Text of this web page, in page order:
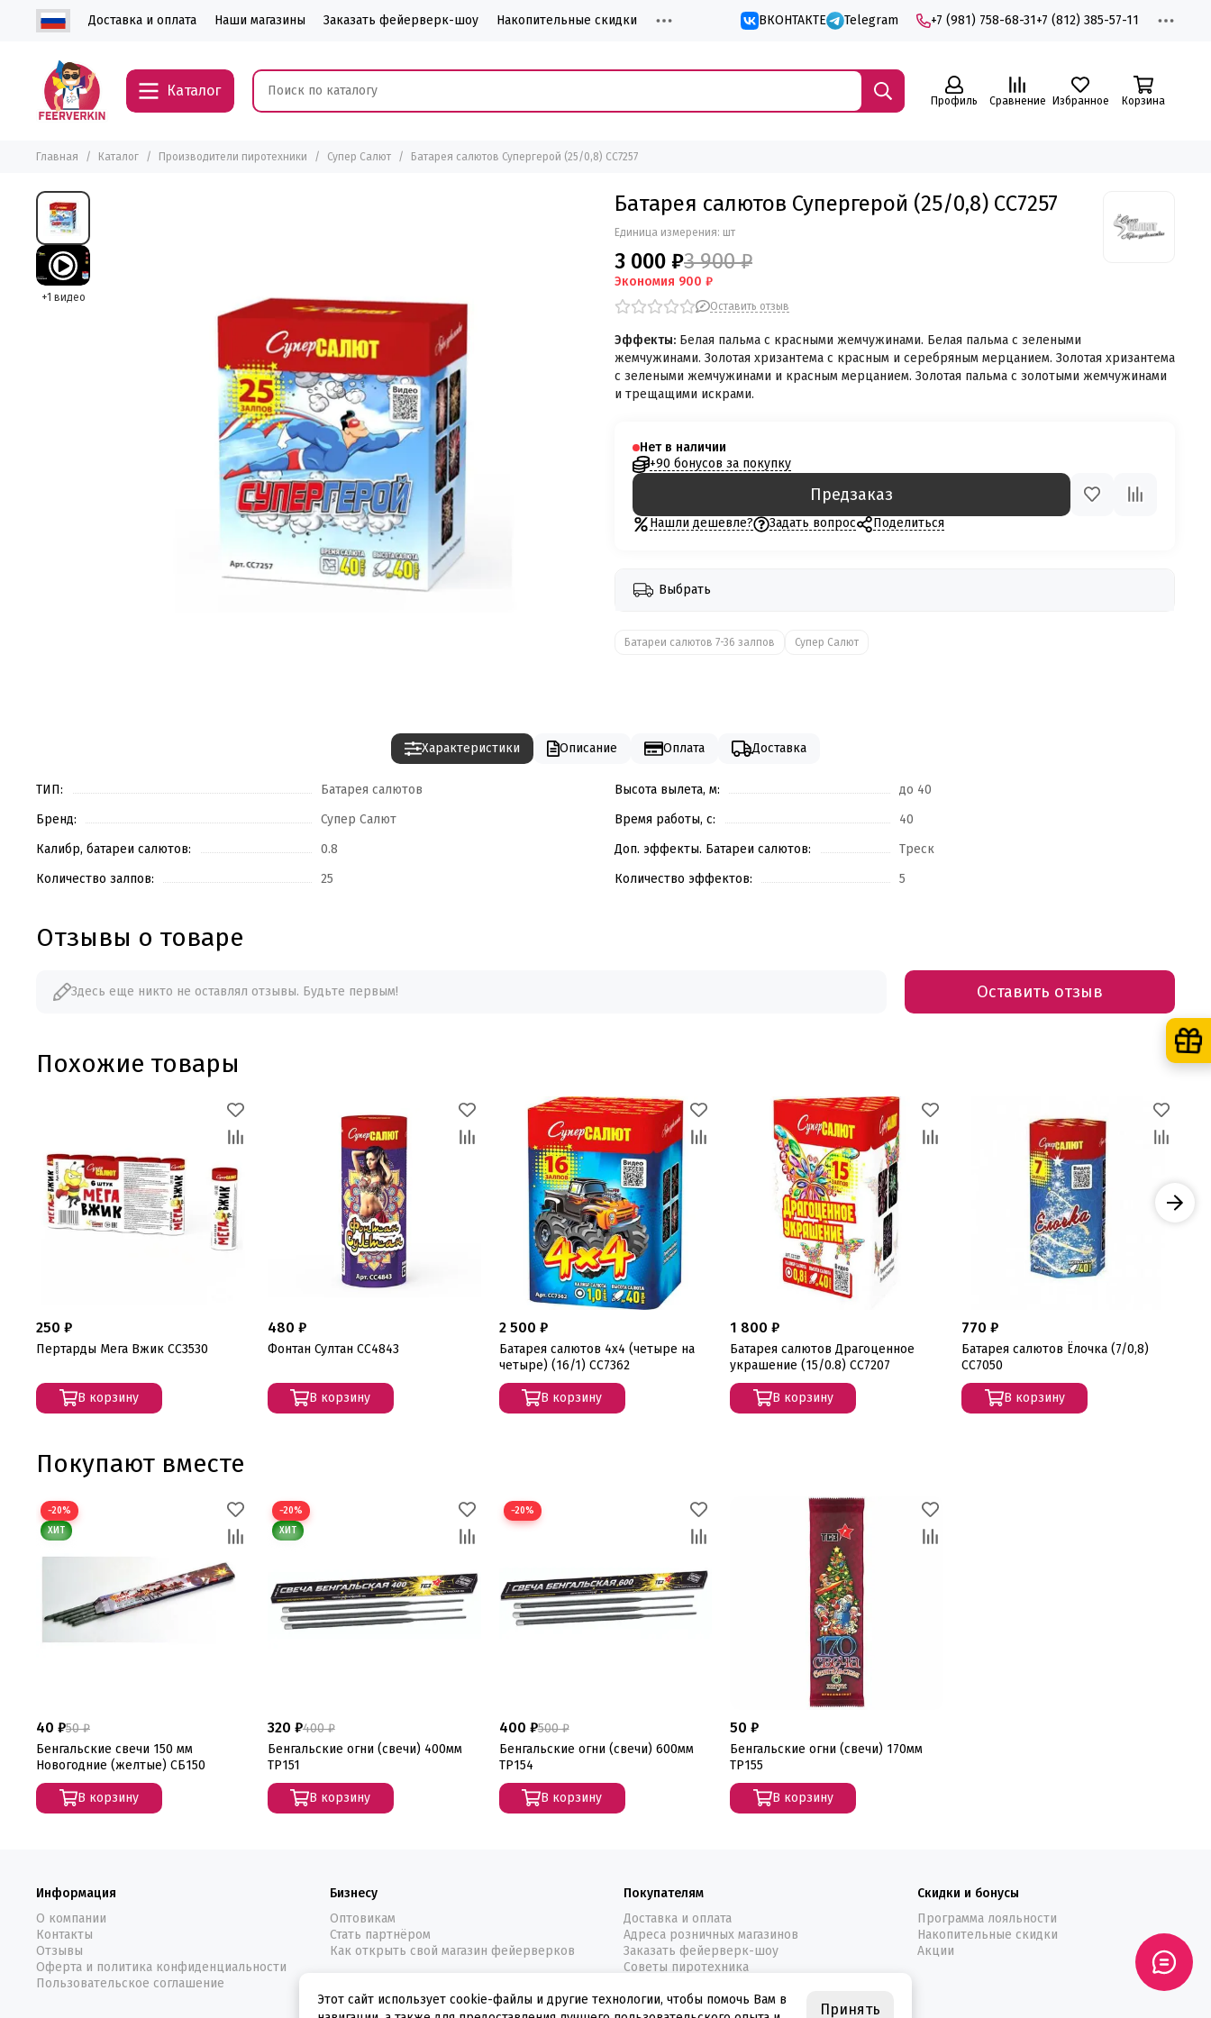
Доставка и оплата Наши магазины Заказать фейерверк-шоу Накопительные скидки ВКОНТАКТЕ Telegram +7 (981) 758-68-31+7 (812) 385-57-11
Каталог
Профиль Сравнение Избранное Корзина
Главная Каталог Производители пиротехники Супер Салют Батарея салютов Супергерой (25/0,8) СС7257
+1 видео
Батарея салютов Супергерой (25/0,8) СС7257
Единица измерения: шт
3 000 ₽3 900 ₽
Экономия 900 ₽
Оставить отзыв
Эффекты: Белая пальма с красными жемчужинами. Белая пальма с зелеными
жемчужинами. Золотая хризантема с красным и серебряным мерцанием. Золотая хризантема
с зелеными жемчужинами и красным мерцанием. Золотая пальма с золотыми жемчужинами
и трещащими искрами.
Нет в наличии
+90 бонусов за покупку
Предзаказ
Нашли дешевле? Задать вопрос Поделиться
Выбрать
Батареи салютов 7-36 залпов Супер Салют
Характеристики Описание Оплата Доставка
ТИП:
Батарея салютов
Бренд:
Супер Салют
Калибр, батареи салютов:
0.8
Количество залпов:
25
Высота вылета, м:
до 40
Время работы, с:
40
Доп. эффекты. Батареи салютов:
Треск
Количество эффектов:
5
Отзывы о товаре
Здесь еще никто не оставлял отзывы. Будьте первым! Оставить отзыв
Похожие товары
250 ₽
Пертарды Мега Вжик СС3530
В корзину
480 ₽
Фонтан Султан СС4843
В корзину
2 500 ₽
Батарея салютов 4x4 (четыре на
четыре) (16/1) СС7362
В корзину
1 800 ₽
Батарея салютов Драгоценное
украшение (15/0.8) СС7207
В корзину
770 ₽
Батарея салютов Ёлочка (7/0,8)
СС7050
В корзину
Покупают вместе
−20%
40 ₽50 ₽
Бенгальские свечи 150 мм
Новогодние (желтые) СБ150
В корзину
−20%
320 ₽400 ₽
Бенгальские огни (свечи) 400мм
ТР151
В корзину
−20%
400 ₽500 ₽
Бенгальские огни (свечи) 600мм
ТР154
В корзину
50 ₽
Бенгальские огни (свечи) 170мм
ТР155
В корзину
Информация
О компании
Контакты
Отзывы
Оферта и политика конфиденциальности
Пользовательское соглашение
Бизнесу
Оптовикам
Стать партнёром
Как открыть свой магазин фейерверков
Покупателям
Доставка и оплата
Адреса розничных магазинов
Заказать фейерверк-шоу
Советы пиротехника
Скидки и бонусы
Программа лояльности
Накопительные скидки
Акции
Этот сайт использует cookie-файлы и другие технологии, чтобы помочь Вам в
Принять